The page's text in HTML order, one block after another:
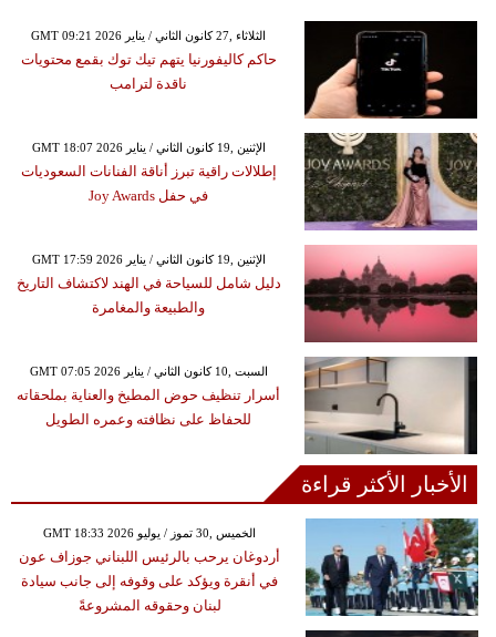
GMT 09:21 2026 الثلاثاء ,27 كانون الثاني / يناير
حاكم كاليفورنيا يتهم تيك توك بقمع محتويات
ناقدة لترامب
GMT 18:07 2026 الإثنين ,19 كانون الثاني / يناير
إطلالات راقية تبرز أناقة الفنانات السعوديات
في حفل Joy Awards
GMT 17:59 2026 الإثنين ,19 كانون الثاني / يناير
دليل شامل للسياحة في الهند لاكتشاف التاريخ
والطبيعة والمغامرة
GMT 07:05 2026 السبت ,10 كانون الثاني / يناير
أسرار تنظيف حوض المطبخ والعناية بملحقاته
للحفاظ على نظافته وعمره الطويل
الأخبار الأكثر قراءة
GMT 18:33 2026 الخميس ,30 تموز / يوليو
أردوغان يرحب بالرئيس اللبناني جوزاف عون
في أنقرة ويؤكد على وقوفه إلى جانب سيادة
لبنان وحقوقه المشروعةً